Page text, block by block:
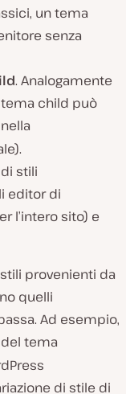
un tema
senza
. Analogamente
tema child può
nella
stili
editor di
l’intero sito) e
provenienti da
quelli
Ad esempio,
del tema
di stile di